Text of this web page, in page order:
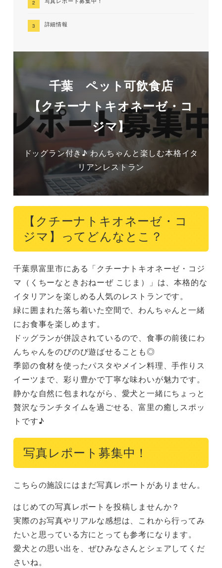
詳細情報
千葉 ペット可飲食店
【クチーナトキオネーゼ・コ
ジマ】
ドッグラン付き♪ わんちゃんと楽しむ本格イタ
リアンレストラン
【クチーナトキオネーゼ・コ
ジマ】ってどんなとこ？
千葉県富里市にある「クチーナトキオネーゼ・コジ
マ（くちーなときおねーぜ こじま）」は、本格的な
イタリアンを楽しめる人気のレストランです。
緑に囲まれた落ち着いた空間で、わんちゃんと一緒
にお食事を楽しめます。
ドッグランが併設されているので、食事の前後にわ
んちゃんをのびのび遊ばせることも◎
季節の食材を使ったパスタやメイン料理、手作りス
イーツまで、彩り豊かで丁寧な味わいが魅力です。
静かな自然に包まれながら、愛犬と一緒にちょっと
贅沢なランチタイムを過ごせる、富里の癒しスポッ
トです♪
写真レポート募集中！
こちらの施設にはまだ写真レポートがありません。
はじめての写真レポートを投稿しませんか？
実際のお写真やリアルな感想は、これから行ってみ
たいと思っている方にとっても参考になります。
愛犬との思い出を、ぜひみなさんとシェアしてくだ
さいね。